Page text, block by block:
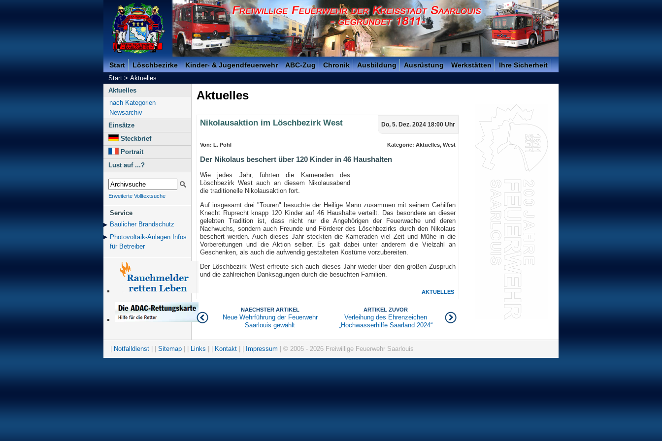
Freiwillige Feuerwehr der Kreisstadt Saarlouis - Gegründet 1811 -
Start Löschbezirke Kinder- & Jugendfeuerwehr ABC-Zug Chronik Ausbildung Ausrüstung Werkstätten Ihre Sicherheit
Start>Aktuelles
Aktuelles
nach Kategorien
Newsarchiv
Einsätze
Steckbrief
Portrait
Lust auf ...?
Erweiterte Volltextsuche
Service
Baulicher Brand­schutz
Photovoltaik-Anlagen Infos
für Betreiber
Aktuelles
Do, 5. Dez. 2024 18:00 Uhr
Nikolausaktion im Löschbezirk West
Kategorie: Aktuelles, West
Von: L. Pohl
Der Nikolaus beschert über 120 Kinder in 46 Haushalten
Wie jedes Jahr, führten die Kameraden des
Löschbezirk West auch an diesem Nikolausabend
die traditionelle Nikolausaktion fort.
Auf insgesamt drei "Touren" besuchte der Heilige Mann zusammen mit seinem Gehilfen
Knecht Ruprecht knapp 120 Kinder auf 46 Haushalte verteilt. Das besondere an dieser
gelebten Tradition ist, dass nicht nur die Angehörigen der Feuerwache und deren
Nachwuchs, sondern auch Freunde und Förderer des Löschbezirks durch den Nikolaus
beschert werden. Auch dieses Jahr steckten die Kameraden viel Zeit und Mühe in die
Vorbereitungen und die Aktion selber. Es galt dabei unter anderem die Vielzahl an
Geschenken, als auch die aufwendig gestalteten Kostüme vorzubereiten.
Der Löschbezirk West erfreute sich auch dieses Jahr wieder über den großen Zuspruch
und die zahlreichen Danksagungen durch die besuchten Familien.
AKTUELLES
ARTIKEL ZUVOR
Verleihung des Ehrenzeichen
„Hochwasserhilfe Saarland 2024“
NAECHSTER ARTIKEL
Neue Wehrführung der Feuerwehr
Saarlouis gewählt
Notfalldienst Sitemap Links Kontakt Impressum | © 2005 - 2026 Freiwillige Feuerwehr Saarlouis